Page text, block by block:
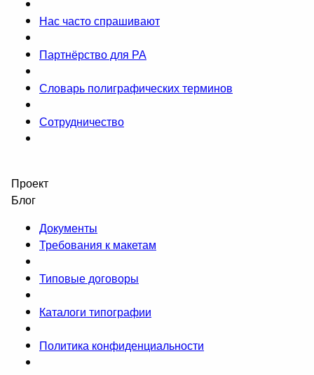
Нас часто спрашивают
Партнёрство для РА
Словарь полиграфических терминов
Сотрудничество
Проект
Блог
Документы
Требования к макетам
Типовые договоры
Каталоги типографии
Политика конфиденциальности